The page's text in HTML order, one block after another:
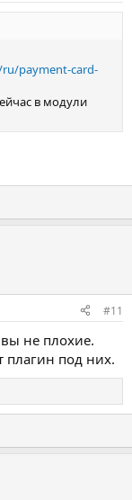
payment-card-
в модули
#11
не плохие.
плагин под них.